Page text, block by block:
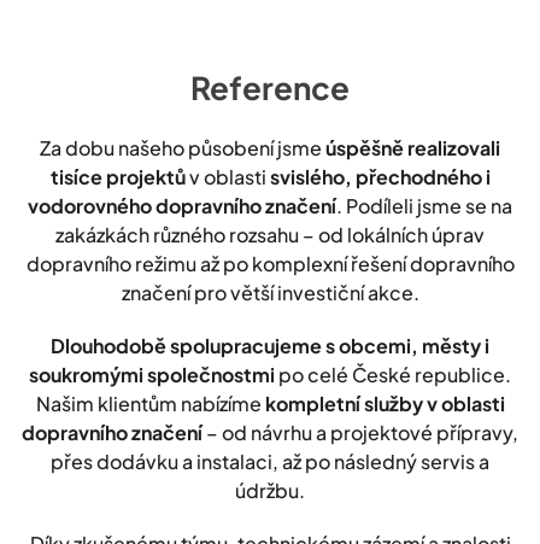
Reference
Za dobu našeho působení jsmeúspěšně realizovali
tisíce projektův oblastisvislého, přechodného i
vodorovného dopravního značení. Podíleli jsme se na
zakázkách různého rozsahu – od lokálních úprav
dopravního režimu až po komplexní řešení dopravního
značení pro větší investiční akce.
Dlouhodobě spolupracujeme s obcemi, městy i
soukromými společnostmi po celé České republice.
Našim klientům nabízíme kompletní služby v oblasti
dopravního značení– od návrhu a projektové přípravy,
přes dodávku a instalaci, až po následný servis a
údržbu.